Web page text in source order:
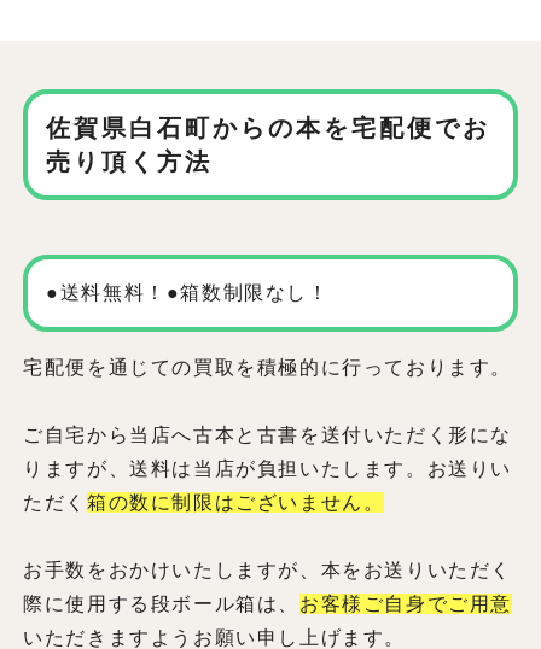
佐賀県白石町からの本を宅配便でお
売り頂く方法
●送料無料！●箱数制限なし！
宅配便を通じての買取を積極的に行っております。
ご自宅から当店へ古本と古書を送付いただく形にな
りますが、送料は当店が負担いたします。お送りい
ただく 箱の数に制限はございません。
お手数をおかけいたしますが、本をお送りいただく
際に使用する段ボール箱は、 お客様ご自身でご用意
いただきますようお願い申し上げます。